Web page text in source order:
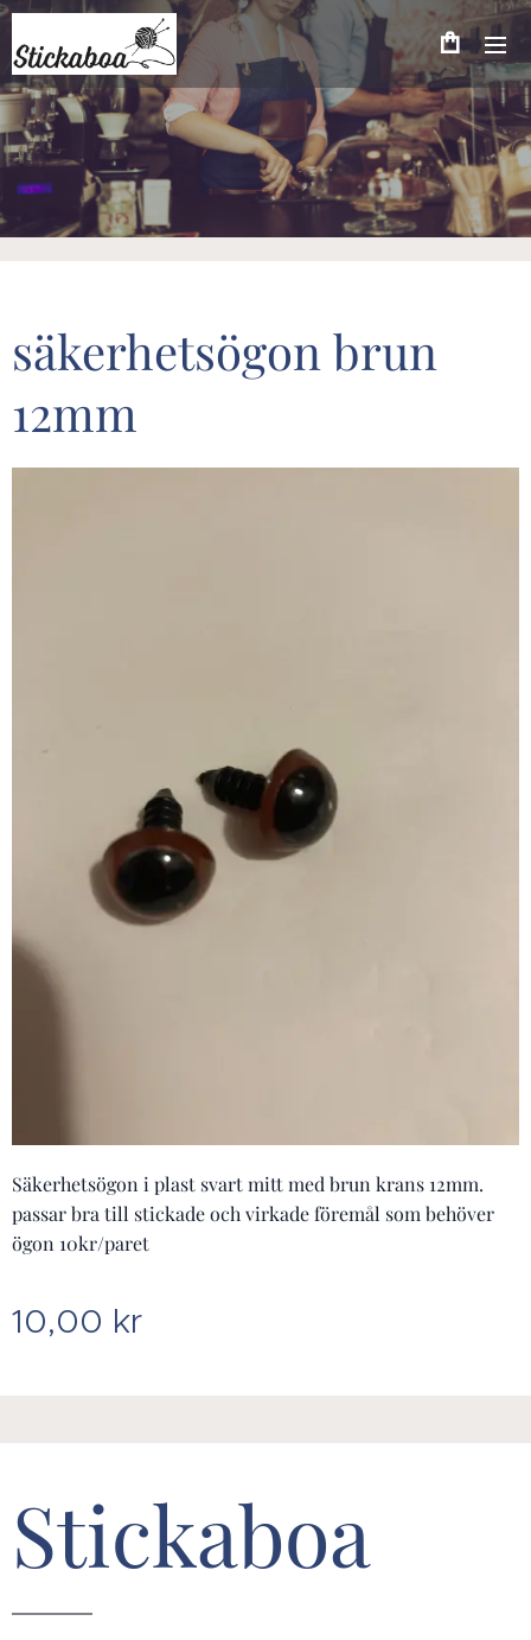
säkerhetsögon brun
12mm
Säkerhetsögon i plast svart mitt med brun krans 12mm.
passar bra till stickade och virkade föremål som behöver
ögon 10kr/paret
10,00 kr
Stickaboa